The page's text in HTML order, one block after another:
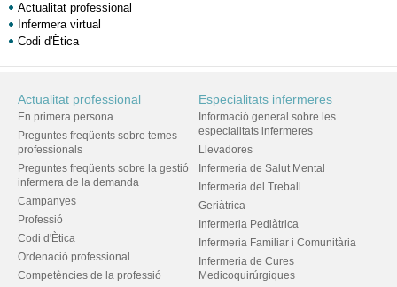
Actualitat professional
Infermera virtual
Codi d'Ètica
Actualitat professional
En primera persona
Preguntes freqüents sobre temes
professionals
Preguntes freqüents sobre la gestió
infermera de la demanda
Campanyes
Professió
Codi d'Ètica
Ordenació professional
Competències de la professió
Especialitats infermeres
Informació general sobre les
especialitats infermeres
Llevadores
Infermeria de Salut Mental
Infermeria del Treball
Geriàtrica
Infermeria Pediàtrica
Infermeria Familiar i Comunitària
Infermeria de Cures
Medicoquirúrgiques